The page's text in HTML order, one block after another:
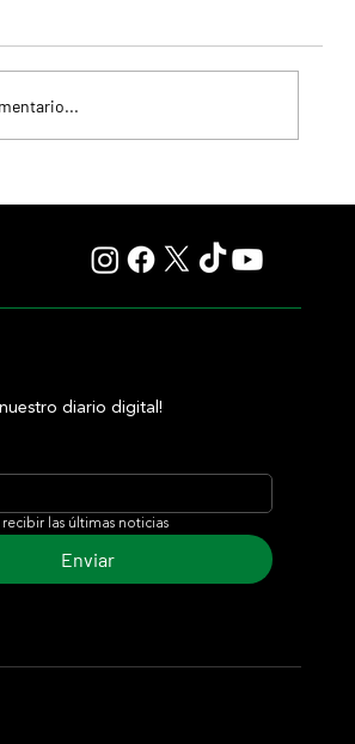
nuestro diario digital!
las últimas noticias
Enviar